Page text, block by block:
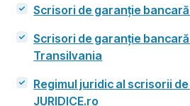
Scrisori de garanție bancară
Scrisori de garanție
Transilvania
Regimul juridic al scrisorii
JURIDICE.ro